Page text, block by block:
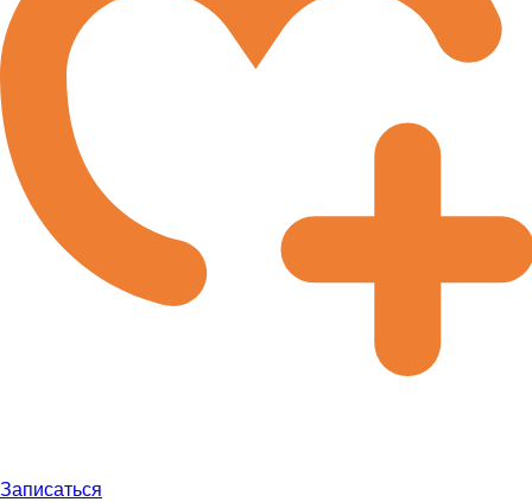
Записаться